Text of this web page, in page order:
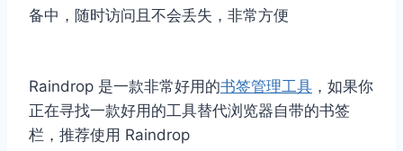
备中，随时访问且不会丢失，非常方便
Raindrop 是一款非常好用的书签管理工具 ，如果你
正在寻找一款好用的工具替代浏览器自带的书签
栏，推荐使用 Raindrop